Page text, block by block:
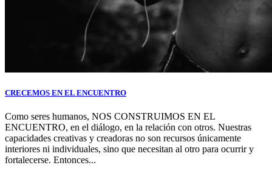
CRECEMOS EN EL ENCUENTRO
Como seres humanos, NOS CONSTRUIMOS EN EL
ENCUENTRO, en el diálogo, en la relación con otros. Nuestras
capacidades creativas y creadoras no son recursos únicamente
interiores ni individuales, sino que necesitan al otro para ocurrir y
fortalecerse. Entonces...